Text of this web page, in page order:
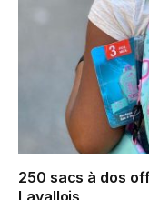
250 sacs à dos